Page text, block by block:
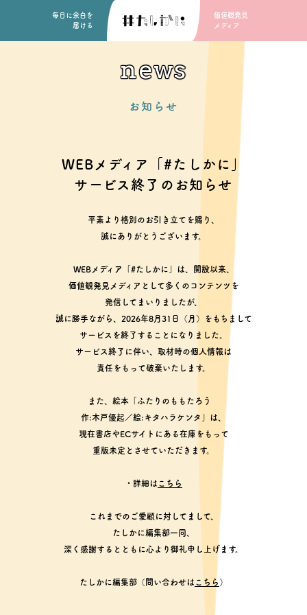
毎日に余白を
届ける
価値観発見
メディア
news
お知らせ
WEBメディア「#たしかに」
サービス終了のお知らせ
平素より格別のお引き立てを賜り、
誠にありがとうございます。
WEBメディア「#たしかに」は、開設以来、
価値観発見メディアとして多くのコンテンツを
発信してまいりましたが、
誠に勝手ながら、2026年8月31日（月）をもちまして
サービスを終了することになりました。
サービス終了に伴い、取材時の個人情報は
責任をもって破棄いたします。
また、絵本「ふたりのももたろう
作:木戸優起／絵:キタハラケンタ」は、
現在書店やECサイトにある在庫をもって
重版未定とさせていただきます。
・詳細は こちら
これまでのご愛顧に対してまして、
たしかに編集部一同、
深く感謝するとともに心より御礼申し上げます。
たしかに編集部（問い合わせは こちら ）